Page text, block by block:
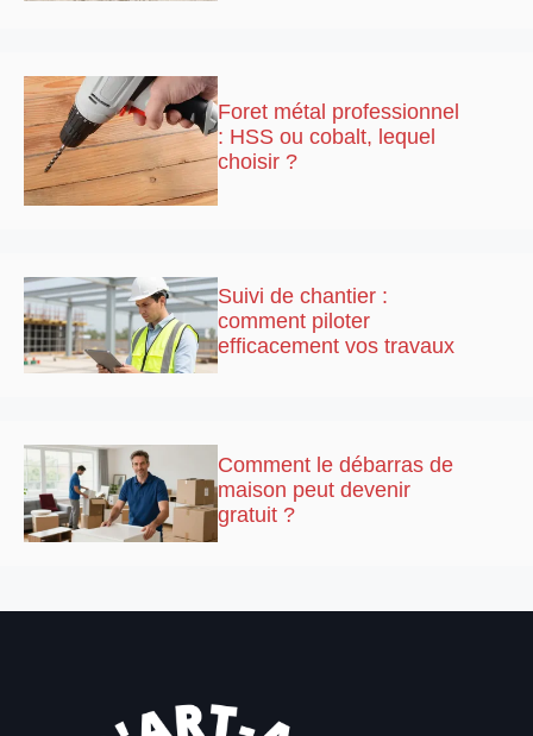
Foret métal professionnel
: HSS ou cobalt, lequel
choisir ?
Suivi de chantier :
comment piloter
efficacement vos travaux
Comment le débarras de
maison peut devenir
gratuit ?